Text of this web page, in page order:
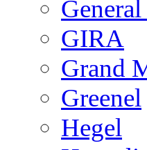
GIRA
Grand
Greenel
Hegel